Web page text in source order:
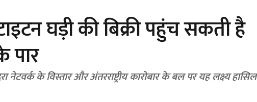
घड़ी की बिक्री पहुंच सकती है
पार
नेटवर्क के विस्तार और अंतरराष्ट्रीय कारोबार के बल पर यह लक्ष्य हासिल